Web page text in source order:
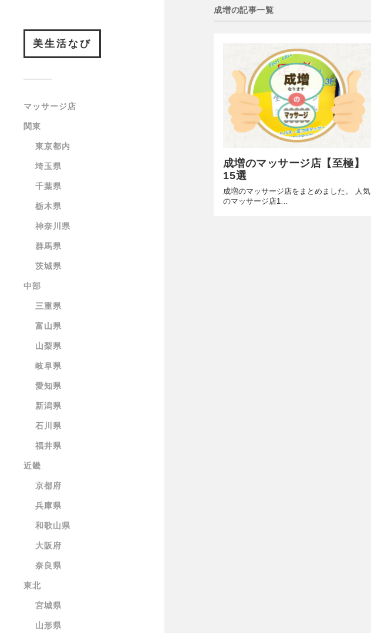
美生活なび
マッサージ店
関東
東京都内
埼玉県
千葉県
栃木県
神奈川県
群馬県
茨城県
中部
三重県
富山県
山梨県
岐阜県
愛知県
新潟県
石川県
福井県
近畿
京都府
兵庫県
和歌山県
大阪府
奈良県
東北
宮城県
山形県
成増の記事一覧
成増のマッサージ店【至極】
15選
成増のマッサージ店をまとめました。 人気
のマッサージ店1…